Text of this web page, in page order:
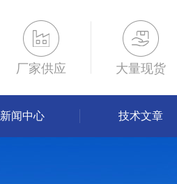
厂家供应 大量现货
新闻中心 技术文章